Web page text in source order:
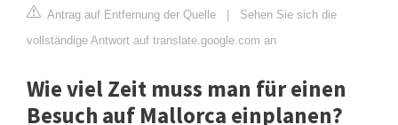
Antrag auf Entfernung der Quelle | Sehen Sie sich die
vollständige Antwort auf translate.google.com an
Wie viel Zeit muss man für einen
Besuch auf Mallorca einplanen?